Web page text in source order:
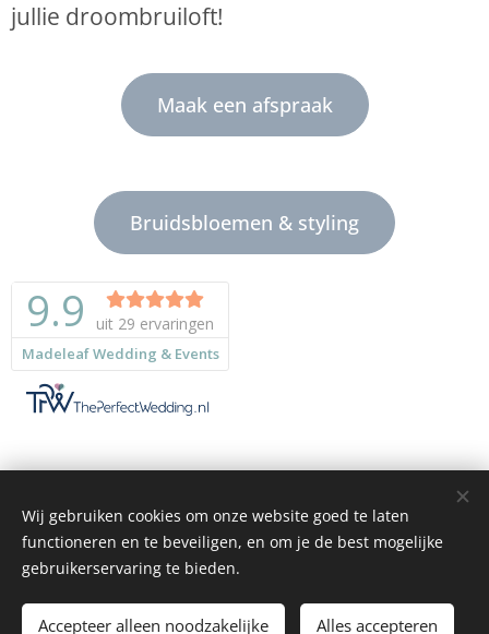
jullie droombruiloft!
Maak een afspraak
Bruidsbloemen & styling
© 2025Madeleaf Wedding & Events - Flowers made with love
rechten voorbehouden.
Wij gebruiken cookies om onze website goed te laten
functioneren en te beveiligen, en om je de best mogelijke
gebruikerservaring te bieden.
Accepteer alleen noodzakelijke Alles accepteren